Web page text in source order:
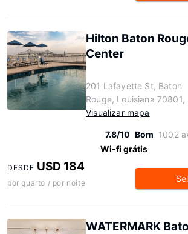
Hilton Baton
Center
201 Lafayette St, Baton
Rouge, Louisiana 70801,
Visualizar mapa
7.8/10 Bom 1002
Wi-fi grátis
DESDE USD 184
por quarto / por noite
WATERMARK